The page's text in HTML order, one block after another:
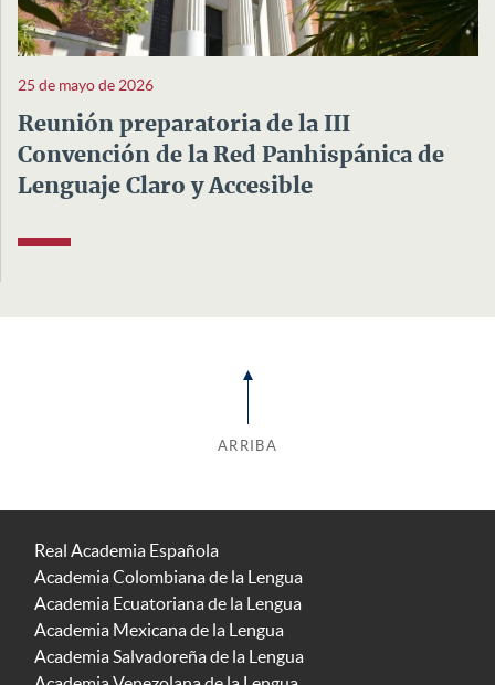
25 de mayo de 2026
Reunión preparatoria de la III
Convención de la Red Panhispánica de
Lenguaje Claro y Accesible
ARRIBA
Real Academia Española
Academia Colombiana de la Lengua
Academia Ecuatoriana de la Lengua
Academia Mexicana de la Lengua
Academia Salvadoreña de la Lengua